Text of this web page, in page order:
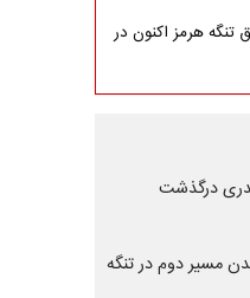
تنگه هرمز اکنون در
درگذشت
مسیر دوم در تنگه